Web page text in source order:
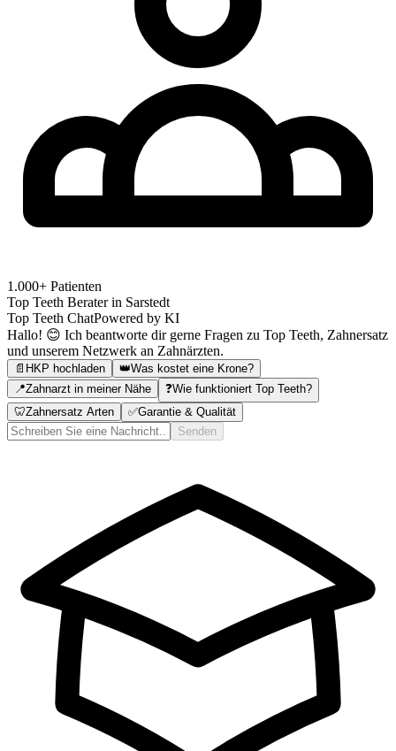
1.000+ Patienten
Top Teeth Berater in Sarstedt
Top Teeth ChatPowered by KI
Hallo! 😊 Ich beantworte dir gerne Fragen zu Top Teeth, Zahnersatz
und unserem Netzwerk an Zahnärzten.
📄 HKP hochladen 👑Was kostet eine Krone?
📍Zahnarzt in meiner Nähe ❓Wie funktioniert Top Teeth?
🦷Zahnersatz Arten ✅Garantie & Qualität
Senden